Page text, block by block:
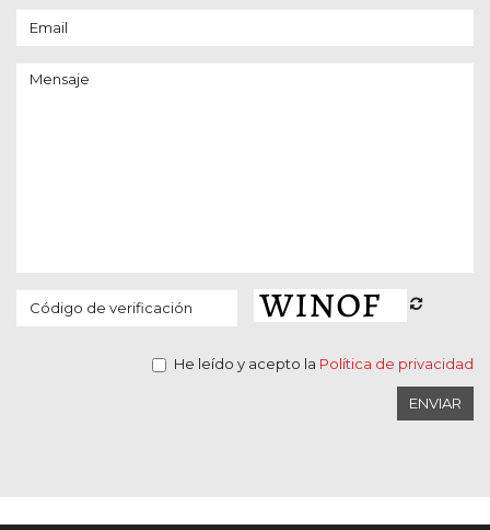
He leído y acepto la Política de privacidad
ENVIAR